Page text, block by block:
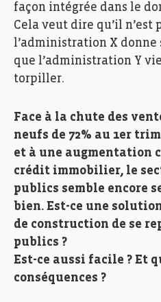
façon intégrée dans le
Cela veut dire qu’il n’est
l’administration X donne
que l’administration Y
torpiller.
Face à la chute des
neufs de 72% au 1er
et à une augmentation
crédit immobilier, le
publics semble encore
bien. Est-ce une
de construction de se
publics ?
Est-ce aussi facile ? Et
conséquences ?